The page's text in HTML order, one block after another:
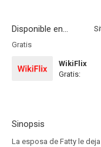
Disponible en...
Gratis
WikiFlix
Gratis:
Sinopsis
La esposa de Fatty le